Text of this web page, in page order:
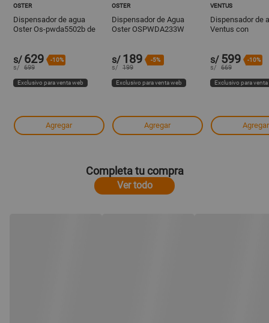
OSTER
Dispensador de agua
Oster Os-pwda5502b de
s/ 629 -10%
s/ 699
Exclusivo para venta web
Agregar
OSTER
Dispensador de Agua
Oster OSPWDA233W
s/ 189 -5%
s/ 199
Exclusivo para venta web
Agregar
VENTUS
Dispensador de
Ventus con
s/ 599 -10%
s/ 669
Exclusivo para
Agregar
Completa tu compra
Ver todo